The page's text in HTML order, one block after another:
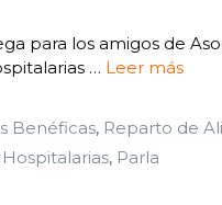
para los amigos de
… Leer más
Benéficas, Reparto de
, Parla